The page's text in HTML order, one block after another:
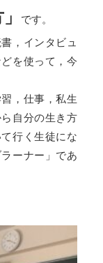
です。
，インタビュ
を使って，今
，仕事，私生
自分の生き方
行く生徒にな
ーナー」であ